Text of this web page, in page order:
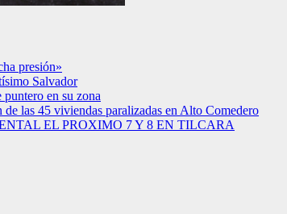
presión»
Salvador
en su zona
las 45 viviendas paralizadas en Alto Comedero
EL PROXIMO 7 Y 8 EN TILCARA